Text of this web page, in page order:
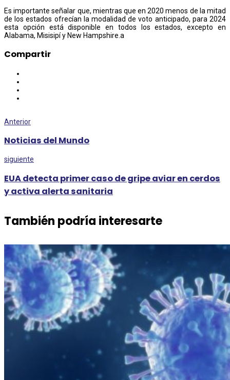
Es importante señalar que, mientras que en 2020 menos de la mitad
de los estados ofrecían la modalidad de voto anticipado, para 2024
esta opción está disponible en todos los estados, excepto en
Alabama, Misisipí y New Hampshire.a
Compartir
Anterior
Noticias del Mundo
siguiente
EUA detecta primer caso de gripe aviar en cerdos
y activa alerta sanitaria
También podría interesarte